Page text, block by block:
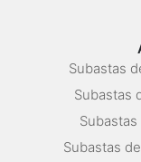
Subastas
Subastas
Subastas